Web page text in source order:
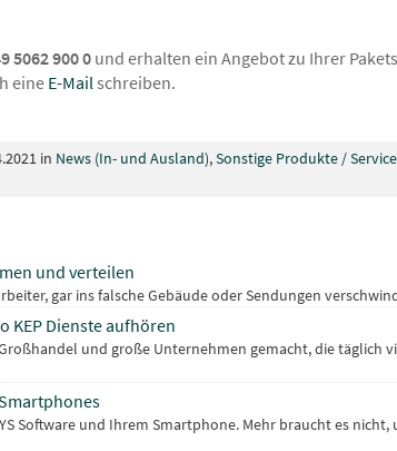
5062 900 0 und erhalten ein Angebot zu Ihrer
eineE-Mailschreiben.
in News (In- und Ausland),Sonstige Produkte /
und verteilen
gar ins falsche Gebäude oder Sendungen
KEP Dienste aufhören
und große Unternehmen gemacht, die täglich
Software und Ihrem Smartphone. Mehr braucht es